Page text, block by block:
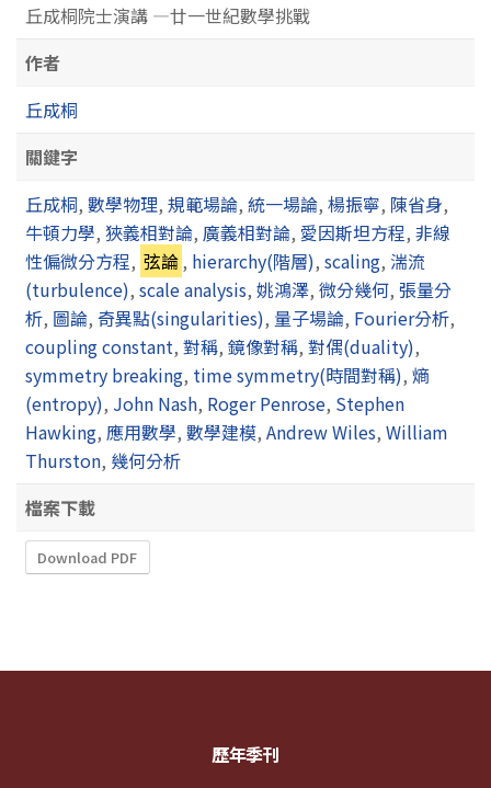
丘成桐院士演講 —廿一世紀數學挑戰
作者
丘成桐
關鍵字
丘成桐, 數學物理, 規範場論, 統一場論, 楊振寧, 陳省身,
牛頓力學, 狹義相對論, 廣義相對論, 愛因斯坦方程, 非線
性偏微分方程, 弦論, hierarchy(階層),scaling,湍流
(turbulence), scale analysis, 姚鴻澤, 微分幾何, 張量分
析, 圖論, 奇異點(singularities), 量子場論, Fourier分析,
coupling constant, 對稱, 鏡像對稱, 對偶(duality),
symmetry breaking, time symmetry(時間對稱), 熵
(entropy), John Nash, Roger Penrose, Stephen
Hawking, 應用數學, 數學建模, Andrew Wiles, William
Thurston, 幾何分析
檔案下載
Download PDF
歷年季刊